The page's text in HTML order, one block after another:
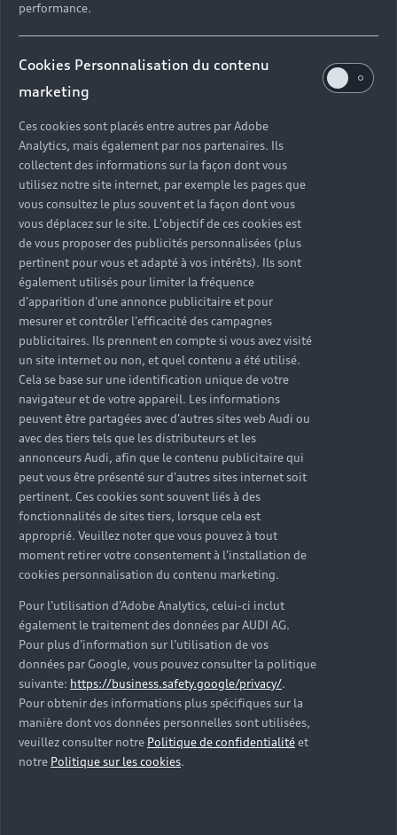
● 9.2 : Dans chaque page web, la structure du
document est-elle cohérente (hors cas particuliers) ?
● 9.3 : Dans chaque page web, chaque liste est-elle
correctement structurée ?
● 10.1 : Dans le site web, des feuilles de styles sont-
elles utilisées pour contrôler la présentation de
l’information ?
● 10.4 : Dans chaque page web, le texte reste-t-il
lisible lorsque la taille des caractères est augmentée
jusqu’à 200%, au moins (hors cas particuliers) ?
● 10.6 : Dans chaque page web, chaque lien dont la
nature n’est pas évidente est-il visible par rapport au
texte environnant ?
● 10.7 : Dans chaque page web, pour chaque élément
recevant le focus, la prise de focus est-elle visible ?
● 10.8 : Pour chaque page web, les contenus cachés
ont-ils vocation à être ignorés par les technologies
d’assistance ?
● 11.1 : Chaque champ de formulaire a-t-il une
étiquette ?
● 11.5 : Dans chaque formulaire, les champs de même
nature sont-ils regroupés, si nécessaire ?
● 11.6 : Dans chaque formulaire, chaque
regroupement de champs de même nature a-t-il une
légende ?
● 11.10 : Dans chaque formulaire, le contrôle de saisie
est-il utilisé de manière pertinente (hors cas
particuliers) ?
● 11.13 : La finalité d’un champ de saisie peut-elle
performance.
Cookies Personnalisation du contenu
marketing
Ces cookies sont placés entre autres par Adobe
Analytics, mais également par nos partenaires. Ils
collectent des informations sur la façon dont vous
utilisez notre site internet, par exemple les pages que
vous consultez le plus souvent et la façon dont vous
vous déplacez sur le site. L'objectif de ces cookies est
de vous proposer des publicités personnalisées (plus
pertinent pour vous et adapté à vos intérêts). Ils sont
également utilisés pour limiter la fréquence
d'apparition d'une annonce publicitaire et pour
mesurer et contrôler l'efficacité des campagnes
publicitaires. Ils prennent en compte si vous avez visité
un site internet ou non, et quel contenu a été utilisé.
Cela se base sur une identification unique de votre
navigateur et de votre appareil. Les informations
peuvent être partagées avec d'autres sites web Audi ou
avec des tiers tels que les distributeurs et les
annonceurs Audi, afin que le contenu publicitaire qui
peut vous être présenté sur d'autres sites internet soit
pertinent. Ces cookies sont souvent liés à des
fonctionnalités de sites tiers, lorsque cela est
approprié. Veuillez noter que vous pouvez à tout
moment retirer votre consentement à l'installation de
cookies personnalisation du contenu marketing.
Pour l’utilisation d’Adobe Analytics, celui-ci inclut
également le traitement des données par AUDI AG.
Pour plus d’information sur l’utilisation de vos
données par Google, vous pouvez consulter la politique
suivante: https://business.safety.google/privacy/.
Pour obtenir des informations plus spécifiques sur la
manière dont vos données personnelles sont utilisées,
veuillez consulter notre Politique de confidentialitéet
notre Politique sur les cookies.